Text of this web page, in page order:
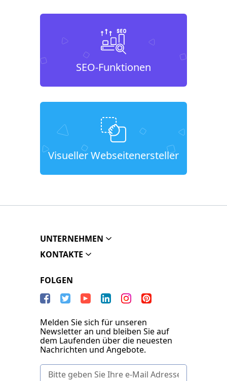
SEO-Funktionen
Visueller Webseitenersteller
UNTERNEHMEN
KONTAKTE
FOLGEN
Melden Sie sich für unseren
Newsletter an und bleiben Sie auf
dem Laufenden über die neuesten
Nachrichten und Angebote.